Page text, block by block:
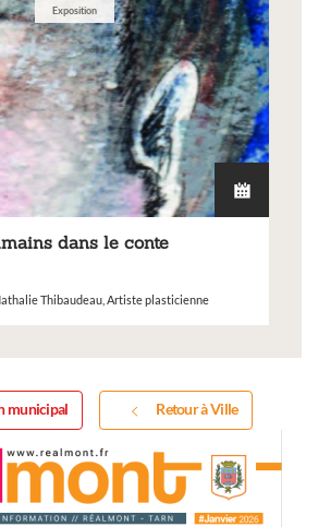
Exposition
dans le conte
Thibaudeau, Artiste plasticienne
municipal Retour à Ville